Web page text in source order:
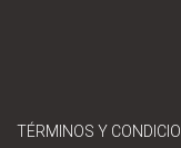
TÉRMINOS Y